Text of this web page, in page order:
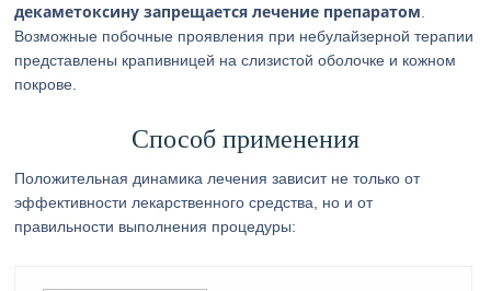
декаметоксину запрещается лечение препаратом
Возможные побочные проявления при небулайзерной терапии
представлены крапивницей на слизистой оболочке и кожном
покрове.
Способ применения
Положительная динамика лечения зависит не только от
эффективности лекарственного средства, но и от
правильности выполнения процедуры: